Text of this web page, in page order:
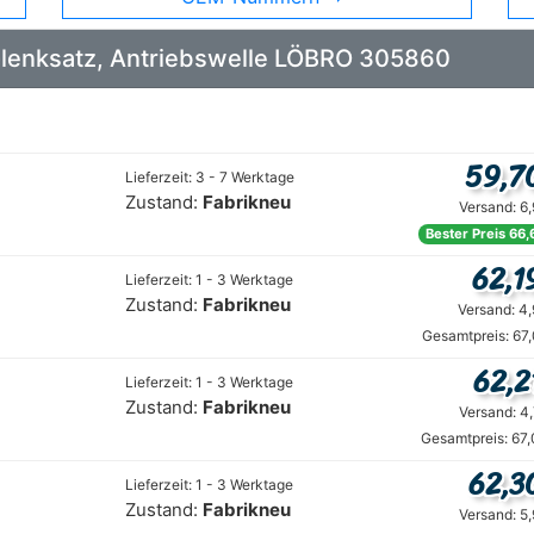
Antriebswelle LÖBRO 305860
Lieferzeit: 3 - 7 Werktage
Zustand: Fabrikneu Versand:
Bester Preis
Lieferzeit: 1 - 3 Werktage
Zustand: Fabrikneu Versand:
Gesamtpreis:
Lieferzeit: 1 - 3 Werktage
Zustand: Fabrikneu Versand:
Gesamtpreis:
Lieferzeit: 1 - 3 Werktage
Zustand: Fabrikneu Versand: